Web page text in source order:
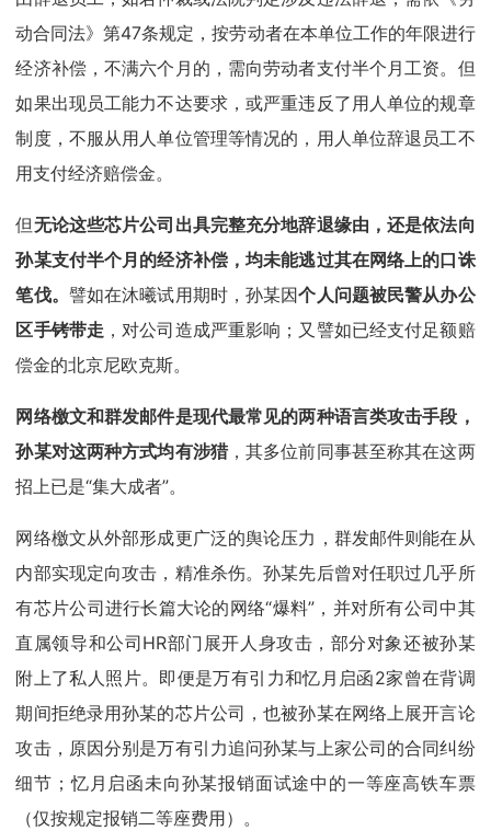
动合同法》第47条规定，按劳动者在本单位工作的年限进行
经济补偿，不满六个月的，需向劳动者支付半个月工资。但
如果出现员工能力不达要求，或严重违反了用人单位的规章
制度，不服从用人单位管理等情况的，用人单位辞退员工不
用支付经济赔偿金。
但无论这些芯片公司出具完整充分地辞退缘由，还是依法向
孙某支付半个月的经济补偿，均未能逃过其在网络上的口诛
笔伐。 譬如在沐曦试用期时，孙某因个人问题被民警从办公
区手铐带走 ，对公司造成严重影响；又譬如已经支付足额赔
偿金的北京尼欧克斯。
网络檄文和群发邮件是现代最常见的两种语言类攻击手段，
孙某对这两种方式均有涉猎，其多位前同事甚至称其在这两
招上已是“集大成者”。
网络檄文从外部形成更广泛的舆论压力，群发邮件则能在从
内部实现定向攻击，精准杀伤。孙某先后曾对任职过几乎所
有芯片公司进行长篇大论的网络“爆料”，并对所有公司中其
直属领导和公司HR部门展开人身攻击，部分对象还被孙某
附上了私人照片。即便是万有引力和忆月启函2家曾在背调
期间拒绝录用孙某的芯片公司，也被孙某在网络上展开言论
攻击，原因分别是万有引力追问孙某与上家公司的合同纠纷
细节；忆月启函未向孙某报销面试途中的一等座高铁车票
（仅按规定报销二等座费用）。